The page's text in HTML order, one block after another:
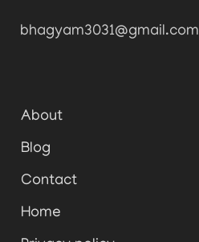
bhagyam3031@gmail.com
About
Blog
Contact
Home